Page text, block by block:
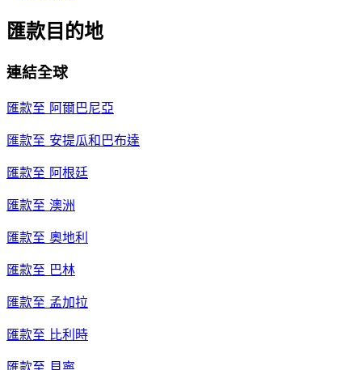
匯款目的地
連結全球
匯款至 阿爾巴尼亞
匯款至 安提瓜和巴布達
匯款至 阿根廷
匯款至 澳洲
匯款至 奧地利
匯款至 巴林
匯款至 孟加拉
匯款至 比利時
匯款至 貝寧